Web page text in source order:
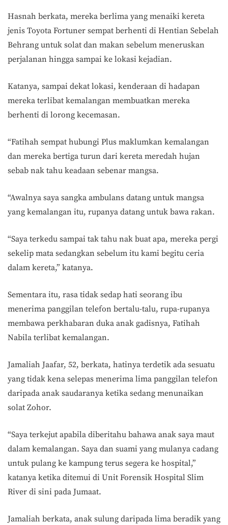
Hasnah berkata, mereka berlima yang menaiki kereta
jenis Toyota Fortuner sempat berhenti di Hentian Sebelah
Behrang untuk solat dan makan sebelum meneruskan
perjalanan hingga sampai ke lokasi kejadian.
Katanya, sampai dekat lokasi, kenderaan di hadapan
mereka terlibat kemalangan membuatkan mereka
berhenti di lorong kecemasan.
“Fatihah sempat hubungi Plus maklumkan kemalangan
dan mereka bertiga turun dari kereta meredah hujan
sebab nak tahu keadaan sebenar mangsa.
“Awalnya saya sangka ambulans datang untuk mangsa
yang kemalangan itu, rupanya datang untuk bawa rakan.
“Saya terkedu sampai tak tahu nak buat apa, mereka pergi
sekelip mata sedangkan sebelum itu kami begitu ceria
dalam kereta,” katanya.
Sementara itu, rasa tidak sedap hati seorang ibu
menerima panggilan telefon bertalu-talu, rupa-rupanya
membawa perkhabaran duka anak gadisnya, Fatihah
Nabila terlibat kemalangan.
Jamaliah Jaafar, 52, berkata, hatinya terdetik ada sesuatu
yang tidak kena selepas menerima lima panggilan telefon
daripada anak saudaranya ketika sedang menunaikan
solat Zohor.
“Saya terkejut apabila diberitahu bahawa anak saya maut
dalam kemalangan. Saya dan suami yang mulanya cadang
untuk pulang ke kampung terus segera ke hospital,”
katanya ketika ditemui di Unit Forensik Hospital Slim
River di sini pada Jumaat.
Jamaliah berkata, anak sulung daripada lima beradik yang